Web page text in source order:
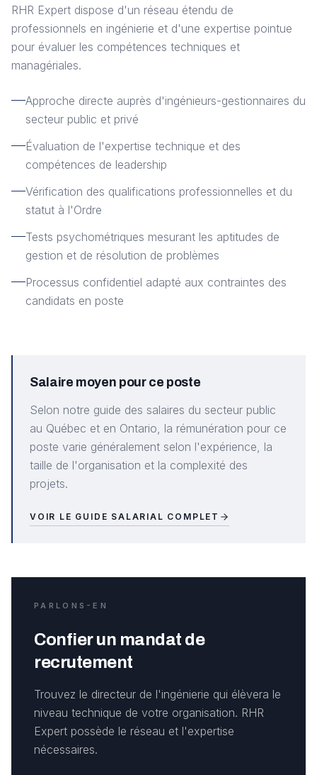
RHR Expert dispose d'un réseau étendu de
professionnels en ingénierie et d'une expertise pointue
pour évaluer les compétences techniques et
managériales.
Approche directe auprès d'ingénieurs-gestionnaires du
secteur public et privé
Évaluation de l'expertise technique et des
compétences de leadership
Vérification des qualifications professionnelles et du
statut à l'Ordre
Tests psychométriques mesurant les aptitudes de
gestion et de résolution de problèmes
Processus confidentiel adapté aux contraintes des
candidats en poste
Salaire moyen pour ce poste
Selon notre guide des salaires du secteur public
au Québec et en Ontario, la rémunération pour ce
poste varie généralement selon l'expérience, la
taille de l'organisation et la complexité des
projets.
VOIR LE GUIDE SALARIAL COMPLET
PARLONS-EN
Confier un mandat de
recrutement
Trouvez le directeur de l'ingénierie qui élèvera le
niveau technique de votre organisation. RHR
Expert possède le réseau et l'expertise
nécessaires.